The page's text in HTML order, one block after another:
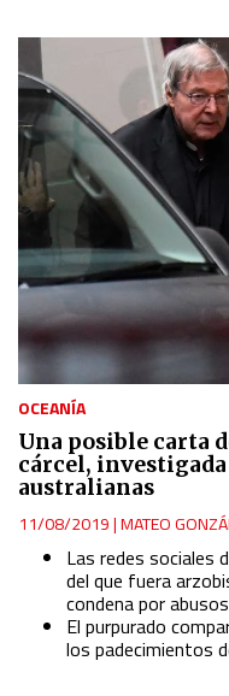
OCEANÍA
Una posible carta
cárcel,
australianas
11/08/2019|MATEO
Las redes sociales
del que fuera
condena por
El purpurado
los padecimientos